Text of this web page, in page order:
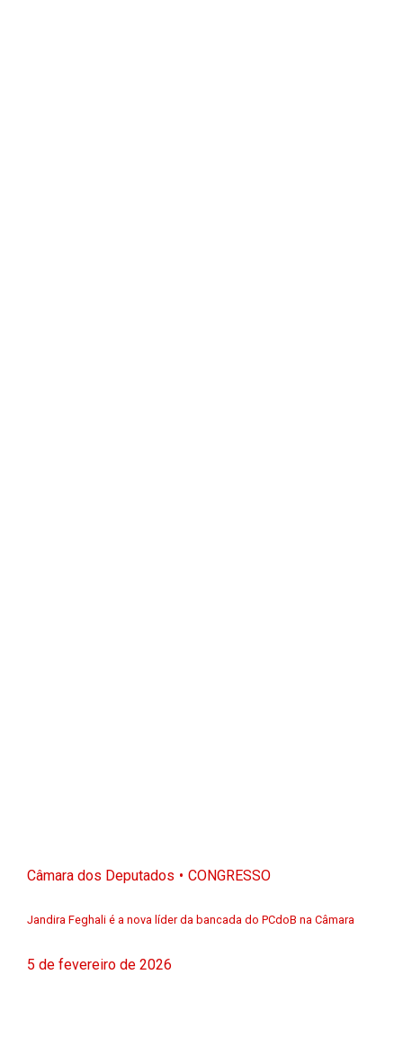
Câmara dos Deputados CONGRESSO
Jandira Feghali é a nova líder da bancada do PCdoB na Câmara
5 de fevereiro de 2026